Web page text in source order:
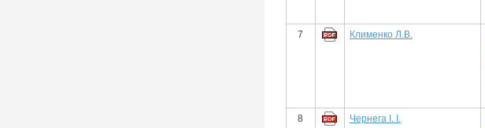
7
Клименко Л.В.
8
Чернега І. І.